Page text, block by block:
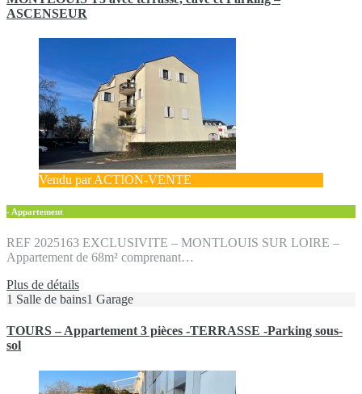
ASCENSEUR
Vendu par ACTION-VENTE
- Appartement
REF 2025163 EXCLUSIVITE – MONTLOUIS SUR LOIRE –
Appartement de 68m² comprenant…
Plus de détails
1 Salle de bains1 Garage
TOURS – Appartement 3 pièces -TERRASSE -Parking sous-
sol